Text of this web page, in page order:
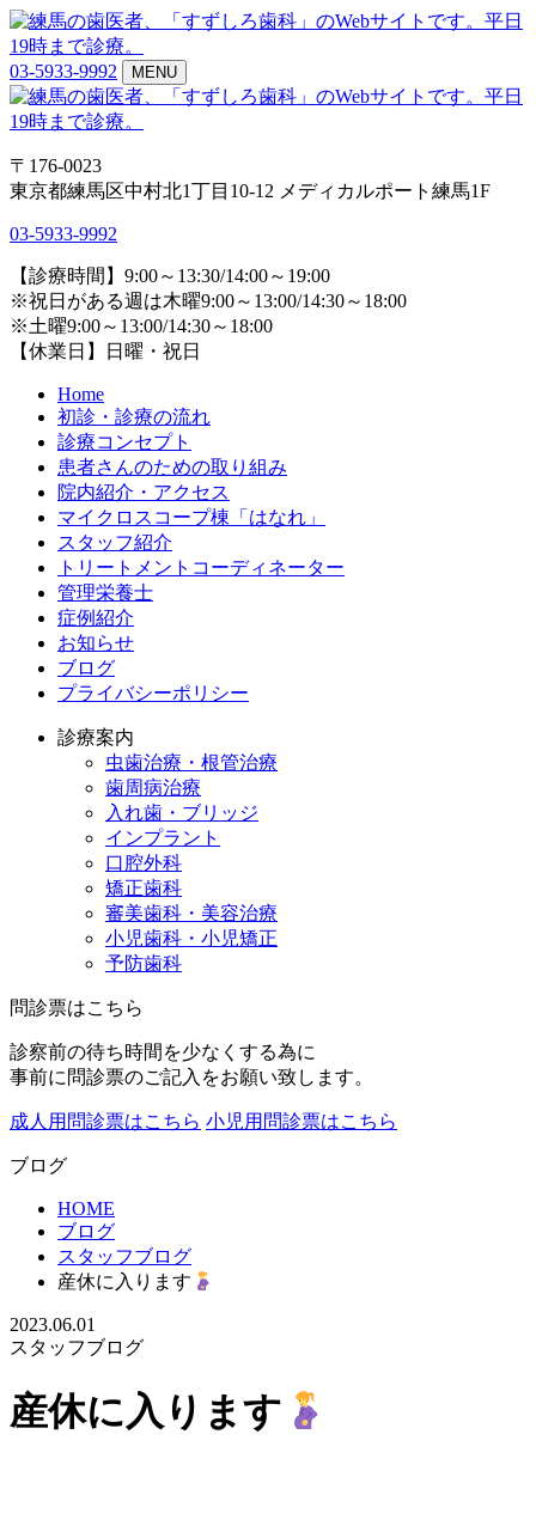
03-5933-9992 MENU
〒176-0023
東京都練馬区中村北1丁目10-12 メディカルポート練馬1F
03-5933-9992
【診療時間】9:00～13:30/14:00～19:00
※祝日がある週は木曜9:00～13:00/14:30～18:00
※土曜9:00～13:00/14:30～18:00
【休業日】日曜・祝日
Home
初診・診療の流れ
診療コンセプト
患者さんのための取り組み
院内紹介・アクセス
マイクロスコープ棟「はなれ」
スタッフ紹介
トリートメントコーディネーター
管理栄養士
症例紹介
お知らせ
ブログ
プライバシーポリシー
診療案内
虫歯治療・根管治療
歯周病治療
入れ歯・ブリッジ
インプラント
口腔外科
矯正歯科
審美歯科・美容治療
小児歯科・小児矯正
予防歯科
問診票はこちら
診察前の待ち時間を少なくする為に
事前に問診票のご記入をお願い致します。
成人用問診票はこちら 小児用問診票はこちら
ブログ
HOME
ブログ
スタッフブログ
産休に入ります
2023.06.01
スタッフブログ
産休に入ります